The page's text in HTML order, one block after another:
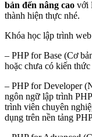
bản đến nâng cao với
thành hiện thực nhé.
Khóa học lập trình
– PHP for Base (Cơ
hoặc chưa có kiến
– PHP for Developer
ngôn ngữ lập trình
trình viên chuyên
dụng trên nền tảng